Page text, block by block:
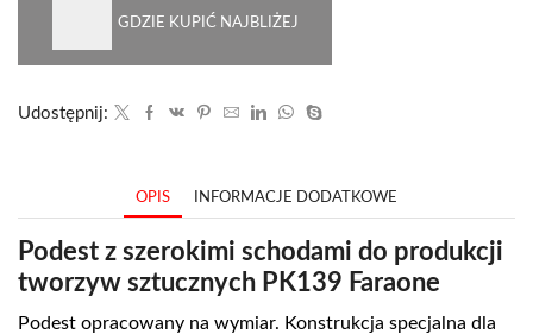
GDZIE KUPIĆ NAJBLIŻEJ
Udostępnij:
OPIS INFORMACJE DODATKOWE
Podest z szerokimi schodami do produkcji
tworzyw sztucznych PK139 Faraone
Podest opracowany na wymiar. Konstrukcja specjalna dla